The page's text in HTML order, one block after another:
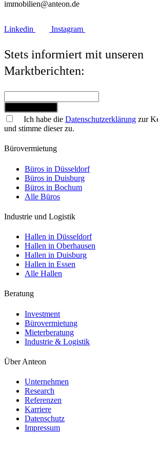
immobilien@anteon.de
Linkedin Instagram
Stets informiert mit unseren
Marktberichten:
Ich habe die Datenschutzerklärung zur
und stimme dieser zu.
Bürovermietung
Büros in Düsseldorf
Büros in Duisburg
Büros in Bochum
Alle Büros
Industrie und Logistik
Hallen in Düsseldorf
Hallen in Oberhausen
Hallen in Duisburg
Hallen in Essen
Alle Hallen
Beratung
Investment
Bürovermietung
Mieterberatung
Industrie & Logistik
Über Anteon
Unternehmen
Research
Referenzen
Karriere
Datenschutz
Impressum